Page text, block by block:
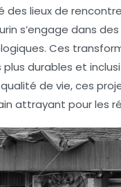
lieux de
s’engage dans
Ces
plus durables et
qualité de vie, ces
attrayant pour les